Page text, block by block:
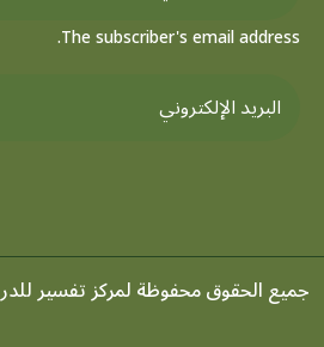
The subscriber's email address.
جميع الحقوق محفوظة لمركز تفسير